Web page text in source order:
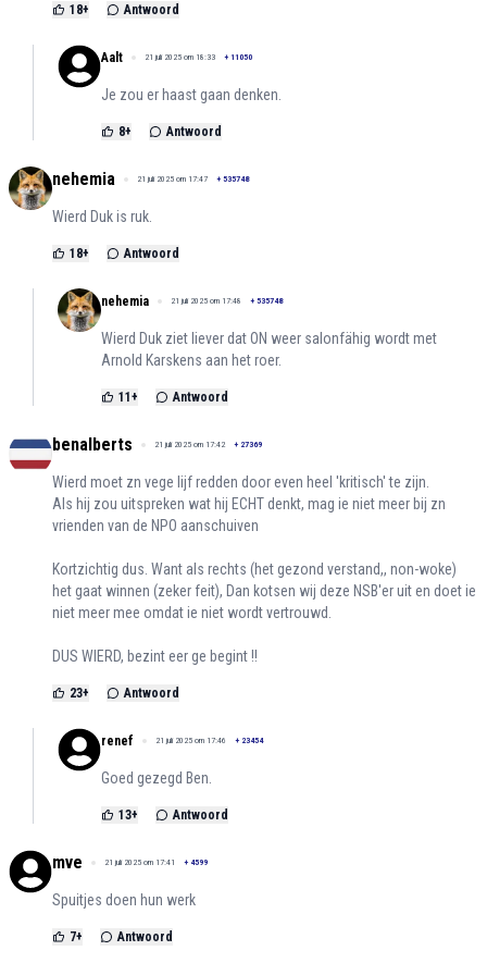
18+ Antwoord
Aalt 21 juli 2025 om 18:33 + 11050
Je zou er haast gaan denken.
8+ Antwoord
nehemia 21 juli 2025 om 17:47 + 535748
Wierd Duk is ruk.
18+ Antwoord
nehemia 21 juli 2025 om 17:48 + 535748
Wierd Duk ziet liever dat ON weer salonfähig wordt met
Arnold Karskens aan het roer.
11+ Antwoord
benalberts 21 juli 2025 om 17:42 + 27369
Wierd moet zn vege lijf redden door even heel 'kritisch' te zijn.
Als hij zou uitspreken wat hij ECHT denkt, mag ie niet meer bij zn
vrienden van de NPO aanschuiven
Kortzichtig dus. Want als rechts (het gezond verstand,, non-woke)
het gaat winnen (zeker feit), Dan kotsen wij deze NSB'er uit en doet ie
niet meer mee omdat ie niet wordt vertrouwd.
DUS WIERD, bezint eer ge begint !!
23+ Antwoord
renef 21 juli 2025 om 17:46 + 23454
Goed gezegd Ben.
13+ Antwoord
mve 21 juli 2025 om 17:41 + 4599
Spuitjes doen hun werk
7+ Antwoord